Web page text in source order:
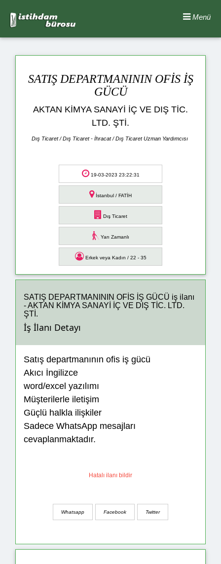
Menü
SATIŞ DEPARTMANININ OFİS İŞ
GÜCÜ
AKTAN KİMYA SANAYİ İÇ VE DIŞ TİC.
LTD. ŞTİ.
Dış Ticaret / Dış Ticaret - İhracat / Dış Ticaret Uzman Yardımcısı
19-03-2023 23:22:31
İstanbul / FATİH
Dış Ticaret
Yarı Zamanlı
Erkek veya Kadın / 22 - 35
SATIŞ DEPARTMANININ OFİS İŞ GÜCÜ iş ilanı
- AKTAN KİMYA SANAYİ İÇ VE DIŞ TİC. LTD.
ŞTİ.
İş İlanı Detayı
Satış departmanının ofis iş gücü
Akıcı İngilizce
word/excel yazılımı
Müşterilerle iletişim
Güçlü halkla ilişkiler
Sadece WhatsApp mesajları
cevaplanmaktadır.
Hatalı ilanı bildir
Whatsapp Facebook Twitter